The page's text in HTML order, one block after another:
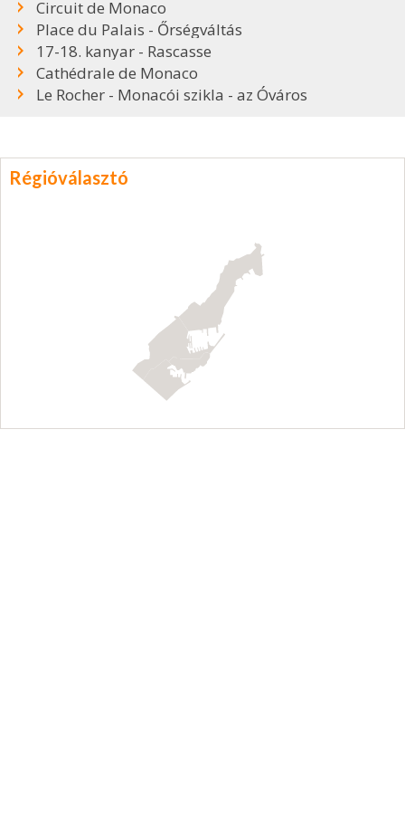
Circuit de Monaco
Place du Palais - Őrségváltás
17-18. kanyar - Rascasse
Cathédrale de Monaco
Le Rocher - Monacói szikla - az Óváros
Régióválasztó